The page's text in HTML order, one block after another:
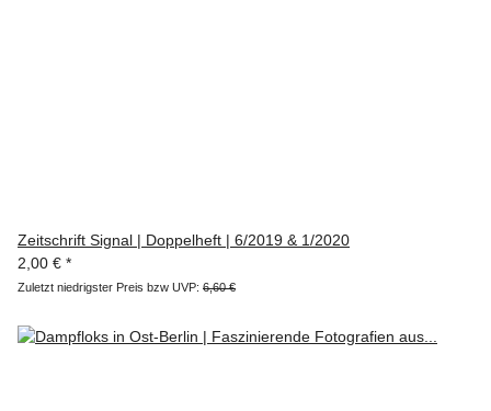
Zeitschrift Signal | Doppelheft | 6/2019 & 1/2020
2,00 € *
Zuletzt niedrigster Preis bzw UVP: 6,60 €